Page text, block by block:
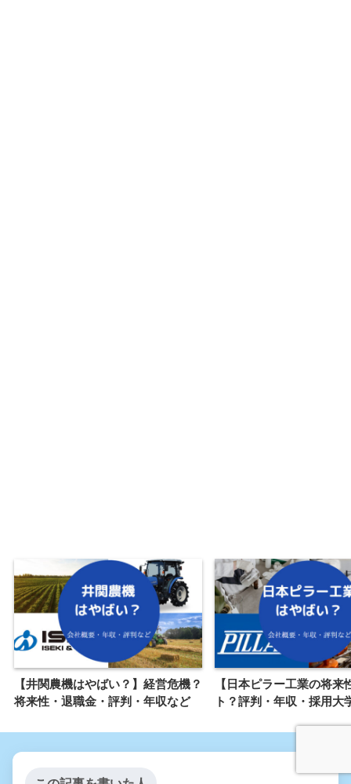
【井関農機はやばい？】経営危機？
将来性・退職金・評判・年収など
【日本ピラー工業の将来
ト？評判・年収・採用大